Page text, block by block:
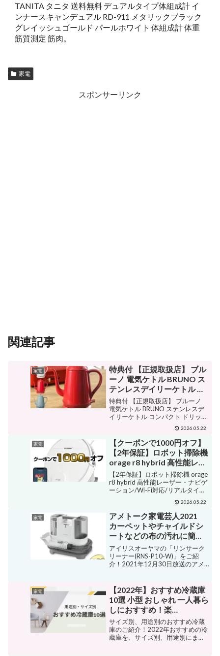
TANITA タニタ 送料無料 デュアルタイプ体組成計 イ
ンナースキャンデュアル RD-911 メタリックブラック
グレイッシュゴールド パールホワイト 体組成計 体重
筋質測定 筋肉。
家電
スポンサーリンク
関連記事
家電
特典付 【正規取扱店】 ブル
ーノ 電気ケトル BRUNO ス
テンレスデイリーケトル コ
ンパクト ドリップ 家電 キッ
チン おしゃれ 自動電源オフ
BOE072
特典付 【正規取扱店】 ブルーノ
電気ケトル BRUNO ステンレスデ
イリーケトル コンパクト ドリップ
家電 キッチン おしゃれ 自動電源
オフ BOE072 販売価格¥7,480ショ
ップ名ギャレリア Bag＆Luggageジ
ャンル電気ケト...
2026.05.22
家電
【クーポンで1000円オフ】
【2年保証】ロボット掃除機
orage r8 hybrid 高性能レー
ザー・ナビゲーション/Wi-
Fi対応/リアルタイムマッピ
ング 水拭き 乾拭き ロボット
掃除機 人気 ペット お掃除ロ
ボット ジェネリック家電
【送料無料】
【2年保証】ロボット掃除機 orage
r8 hybrid 高性能レーザー・ナビゲ
ーション/Wi-Fi対応/リアルタイム
マッピング 水拭き 乾拭き ロボッ
ト掃除機 人気 ペット お掃除ロボ
ット ジェネリック家電【送料無
料】 販売価格¥33,...
2026.05.22
家電
アメトーク家電芸人2021
カーペットやチャイルドシ
ートなどの布の汚れに簡単
水洗い！「リンサークリー
ナー(RNS-P10-W)」
アイリスオーヤマの「リンサーク
リーナー(RNS-P10-W)」をご紹
介！2021年12月30日放送のアメ
(RNS-P10-W) 」が紹介されました
リンサークリーナー(RNS-P10-...
家電
【2022年】おすすめ冷蔵庫
10選 小型 おしゃれ 一人暮ら
しにおすすめ！楽
天/Amazon/Yahoo/PayPay
サイズ別、用途別のおすすめ冷蔵
庫のご紹介！2022年おすすめの冷
蔵庫を、サイズ別、用途別にまと